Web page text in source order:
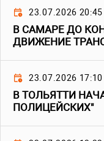
23.07.2026 20:45
В САМАРЕ ДО
ДВИЖЕНИЕ
23.07.2026 17:10
В ТОЛЬЯТТИ
ПОЛИЦЕЙСКИХ"